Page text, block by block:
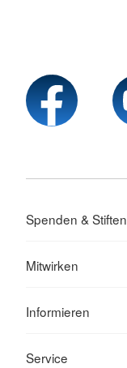
Spenden & Stiften
Mitwirken
Informieren
Service